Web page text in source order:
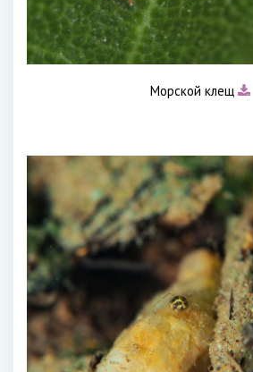
Морской клещ